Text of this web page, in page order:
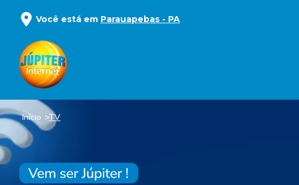
Você está em Parauapebas - PA
Início TV